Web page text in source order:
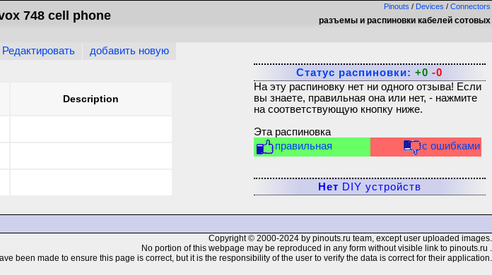
Pinouts / Devices / Connectors
разъемы и распиновки кабелей сотовых
748 cell phone
Редактировать добавить новую
Description
Статус распиновки:+0 -0
На эту распиновку нет ни одного отзыва! Если
вы знаете, правильная она или нет, - нажмите
на соответствующую кнопку ниже.
Эта распиновка
правильная
с ошибками
Нет DIY устройств
Copyright © 2000-2024 by pinouts.ru team, except user uploaded images.
No portion of this webpage may be reproduced in any form without visible link to pinouts.ru .
been made to ensure this page is correct, but it is the responsibility of the user to verify the data is correct for their application.